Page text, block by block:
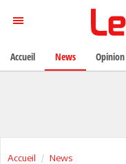
Accueil News
Accueil News Opinion